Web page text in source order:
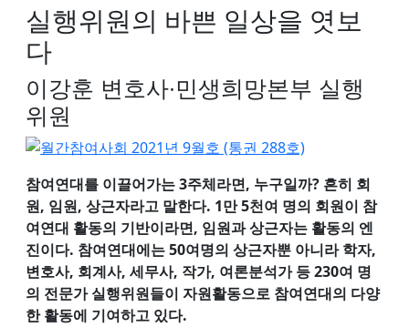
실행위원의 바쁜 일상을 엿보
다
이강훈 변호사∙민생희망본부 실행
위원
참여연대를 이끌어가는 3주체라면, 누구일까? 흔히 회
원, 임원, 상근자라고 말한다. 1만 5천여 명의 회원이 참
여연대 활동의 기반이라면, 임원과 상근자는 활동의 엔
진이다. 참여연대에는 50여명의 상근자뿐 아니라 학자,
변호사, 회계사, 세무사, 작가, 여론분석가 등 230여 명
의 전문가 실행위원들이 자원활동으로 참여연대의 다양
한 활동에 기여하고 있다.